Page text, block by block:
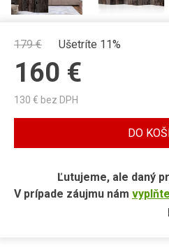
179€ Ušetríte 11%
160 €
130 € bez DPH
DO
Ľutujeme, ale daný
V prípade záujmu nám